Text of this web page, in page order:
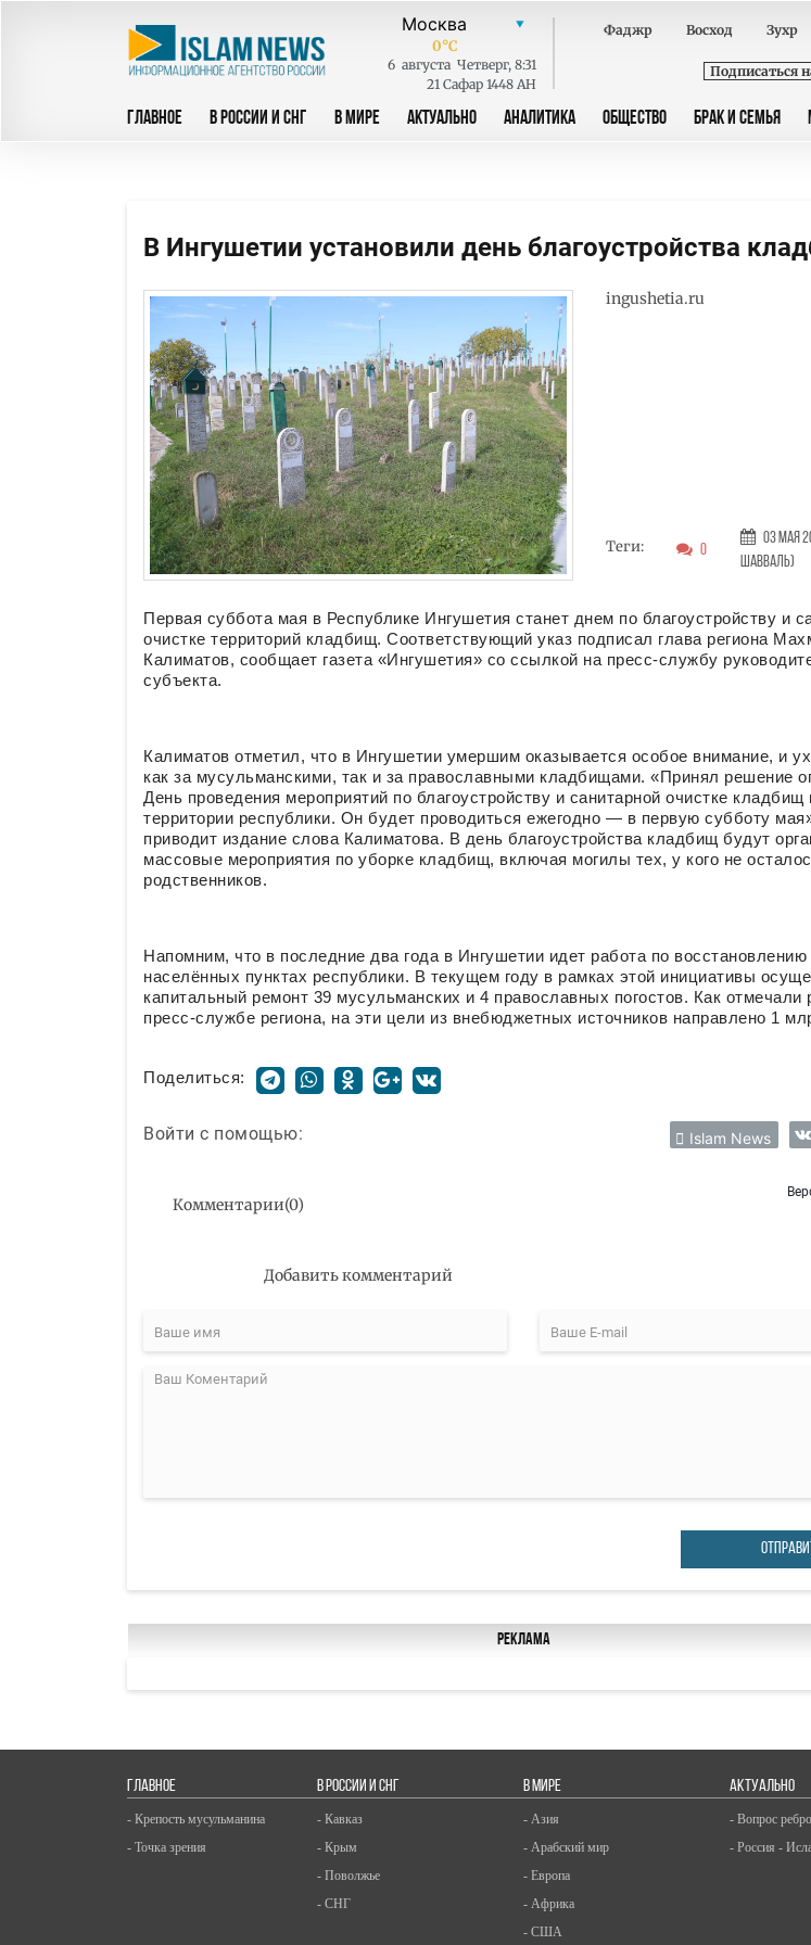
0°C
6 августа Четверг, 8:31
21 Сафар 1448 AH
Фаджр Восход Зухр
Подписаться
ГЛАВНОЕ В РОССИИ И СНГ В МИРЕ АКТУАЛЬНО АНАЛИТИКА ОБЩЕСТВО БРАК И СЕМЬЯ
В Ингушетии установили день благоустройства
ingushetia.ru
Теги: 0
03 Мая
Шавваль)
Первая суббота мая в Республике Ингушетия станет днем по благоустройству и
очистке территорий кладбищ. Соответствующий указ подписал глава региона
Калиматов, сообщает газета «Ингушетия» со ссылкой на пресс-службу
субъекта.
Калиматов отметил, что в Ингушетии умершим оказывается особое внимание, и
как за мусульманскими, так и за православными кладбищами. «Принял решение
День проведения мероприятий по благоустройству и санитарной очистке кладбищ
территории республики. Он будет проводиться ежегодно — в первую субботу
приводит издание слова Калиматова. В день благоустройства кладбищ будут
массовые мероприятия по уборке кладбищ, включая могилы тех, у кого не
родственников.
Напомним, что в последние два года в Ингушетии идет работа по
населённых пунктах республики. В текущем году в рамках этой инициативы
капитальный ремонт 39 мусульманских и 4 православных погостов. Как отмечали
пресс-службе региона, на эти цели из внебюджетных источников направлено 1
Поделиться:
Войти с помощью: Islam News
Комментарии(0)
Добавить комментарий
Реклама
ГЛАВНОЕ
- Крепость мусульманина
- Точка зрения
В РОССИИ И СНГ
- Кавказ
- Крым
- Поволжье
- СНГ
В МИРЕ
- Азия
- Арабский мир
- Европа
- Африка
- США
АКТУАЛЬНО
- Вопрос
- Россия -